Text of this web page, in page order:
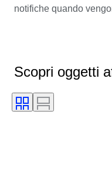
notifiche quando
Scopri oggetti